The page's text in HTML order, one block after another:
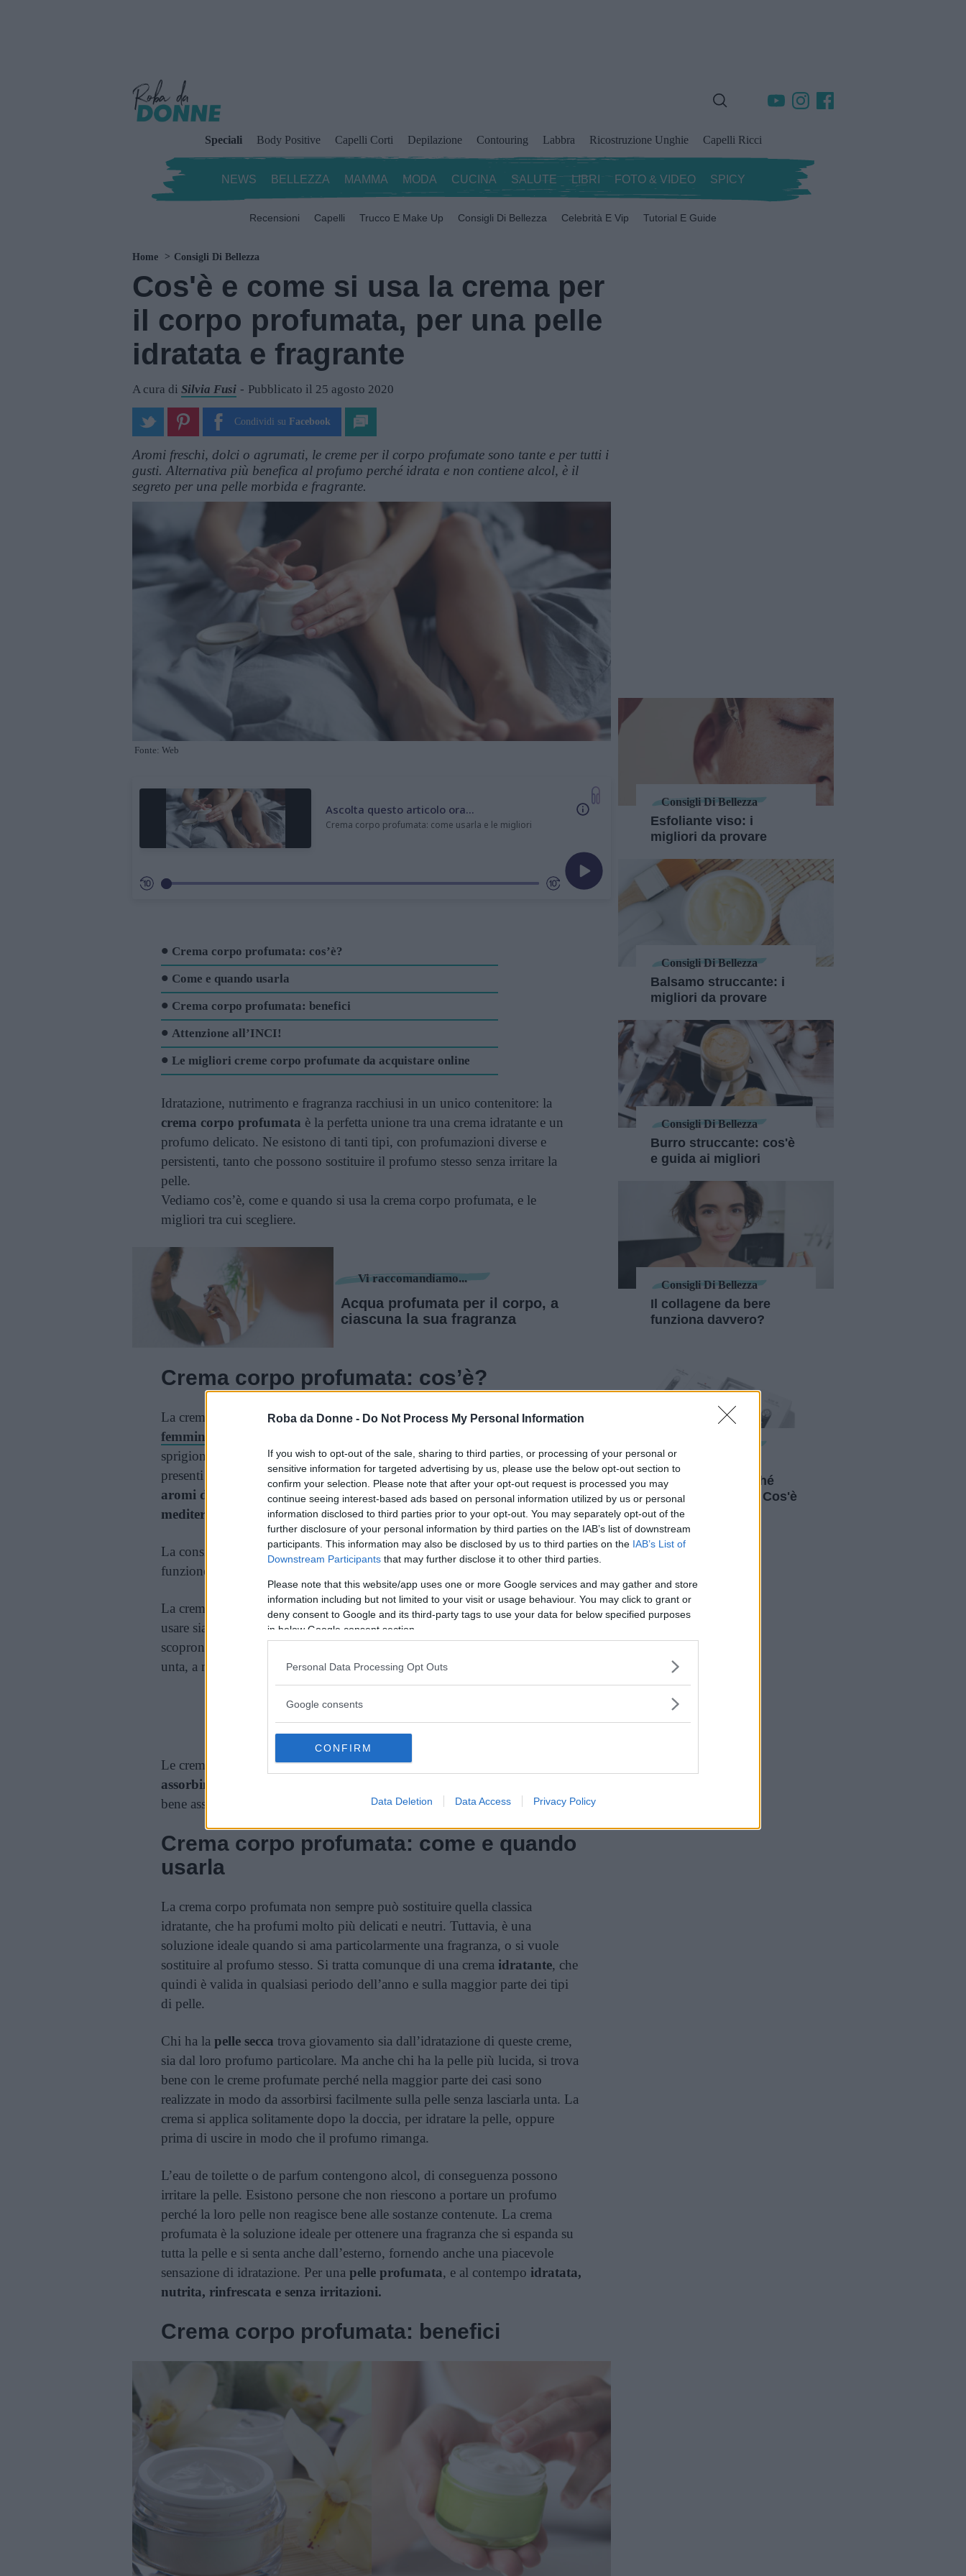
Roba da Donne - Do Not Process My Personal Information
If you wish to opt-out of the sale, sharing to third parties, or processing of your personal or
sensitive information for targeted advertising by us, please use the below opt-out section to
confirm your selection. Please note that after your opt-out request is processed you may
continue seeing interest-based ads based on personal information utilized by us or personal
information disclosed to third parties prior to your opt-out. You may separately opt-out of the
further disclosure of your personal information by third parties on the IAB’s list of downstream
participants. This information may also be disclosed by us to third parties on the IAB’s List of
Downstream Participants that may further disclose it to other third parties.
Please note that this website/app uses one or more Google services and may gather and store
information including but not limited to your visit or usage behaviour. You may click to grant or
deny consent to Google and its third-party tags to use your data for below specified purposes
in below Google consent section.
Personal Data Processing Opt Outs
Google consents
CONFIRM
Data Deletion Data Access Privacy Policy
Speciali Body Positive Capelli Corti Depilazione Contouring Labbra Ricostruzione Unghie Capelli Ricci
NEWS BELLEZZA MAMMA MODA CUCINA SALUTE LIBRI FOTO & VIDEO SPICY
Recensioni Capelli Trucco E Make Up Consigli Di Bellezza Celebrità E Vip Tutorial E Guide
Home Consigli Di Bellezza
Cos'è e come si usa la crema per
il corpo profumata, per una pelle
idratata e fragrante
A cura di Silvia Fusi Pubblicato il 25 agosto 2020
Condividi su Facebook
Aromi freschi, dolci o agrumati, le creme per il corpo profumate sono tante e per tutti i
gusti. Alternativa più benefica al profumo perché idrata e non contiene alcol, è il
segreto per una pelle morbida e fragrante.
Fonte: Web
Ascolta questo articolo ora...
Crema corpo profumata: come usarla e le migliori
Crema corpo profumata: cos’è?
Come e quando usarla
Crema corpo profumata: benefici
Attenzione all’INCI!
Le migliori creme corpo profumate da acquistare online
Idratazione, nutrimento e fragranza racchiusi in un unico contenitore: la
crema corpo profumata è la perfetta unione tra una crema idratante e un
profumo delicato. Ne esistono di tanti tipi, con profumazioni diverse e
persistenti, tanto che possono sostituire il profumo stesso senza irritare la
pelle.
Vediamo cos’è, come e quando si usa la crema corpo profumata, e le
migliori tra cui scegliere.
Vi raccomandiamo...
Acqua profumata per il corpo, a
ciascuna la sua fragranza
Crema corpo profumata: cos’è?
La crema corpo profumata è l’alternativa più delicataaiprofumi
femminili,
sprigiona una
fragranza persistentema meno pesante. Inoltre, i profumi
presenti nelle creme sono anchenaturali, seguono il ciclo delle stagioni con
aromi di frutta, agrumi, fiori ed erbe aromatiche, sia tropicali che
mediterranei
La consistenza è la stessa delle classiche creme per il corpo, e la loro
funzione, oltre che a emanare profumo, è anche di idratare la pelle.
La crema corpo profumata non ha una stagione preferita, tanto che si può
usare sia in inverno che in estate. Nelle stagioni più calde, quando si
scoprono maggiormente gambe e braccia è meglio preferire una crema meno
unta, a meno che non si voglia l’effetto ultra brillante.
Continua a leggere dopo la pubblicità
Le creme per il corpo profumate inoltre sono spesso
assorbimento
bene assorbite, rischiano di trasferirsi sui vestiti piuttosto che sulla pelle.
Crema corpo profumata: come e quando
usarla
La crema corpo profumata non sempre può sostituire quella classica
idratante, che ha profumi molto più delicati e neutri. Tuttavia, è una
soluzione ideale quando si ama particolarmente una fragranza, o si vuole
sostituire al profumo stesso. Si tratta comunque di una crema idratante, che
quindi è valida in qualsiasi periodo dell’anno e sulla maggior parte dei tipi
di pelle.
Chi ha la pelle secca trova giovamento sia dall’idratazione di queste creme,
sia dal loro profumo particolare. Ma anche chi ha la pelle più lucida, si trova
bene con le creme profumate perché nella maggior parte dei casi sono
realizzate in modo da assorbirsi facilmente sulla pelle senza lasciarla unta. La
crema si applica solitamente dopo la doccia, per idratare la pelle, oppure
prima di uscire in modo che il profumo rimanga.
L’eau de toilette o de parfum contengono alcol, di conseguenza possono
irritare la pelle. Esistono persone che non riescono a portare un profumo
perché la loro pelle non reagisce bene alle sostanze contenute. La crema
profumata è la soluzione ideale per ottenere una fragranza che si espanda su
tutta la pelle e si senta anche dall’esterno, fornendo anche una piacevole
sensazione di idratazione. Per una pelle profumata, e al contempo idratata,
nutrita, rinfrescata e senza irritazioni.
Crema corpo profumata: benefici
Consigli Di Bellezza
Esfoliante viso: i
migliori da provare
Consigli Di Bellezza
Balsamo struccante: i
migliori da provare
Consigli Di Bellezza
Burro struccante: cos'è
e guida ai migliori
Consigli Di Bellezza
Il collagene da bere
funziona davvero?
Medicube Age-R
Booster Pro, perché
tutte lo vogliono? Cos'è
e come si usa